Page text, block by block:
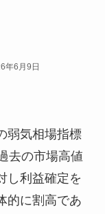
年6月9日
弱気相場指標
去の市場高値
し利益確定を
的に割高であ